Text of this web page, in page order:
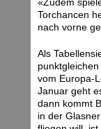
Torchancen
nach vorne
Als
vom Europa-
Januar geht
dann kommt
in der